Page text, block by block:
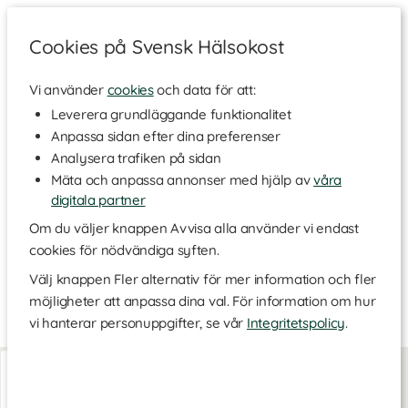
Cookies på Svensk Hälsokost
Vi använder cookiesoch data för att:
Leverera grundläggande funktionalitet
Anpassa sidan efter dina preferenser
Analysera trafiken på sidan
Mäta och anpassa annonser med hjälp avvåra
digitala partner
Om du väljer knappen Avvisa alla använder vi endast
cookies för nödvändiga syften.
Välj knappen Fler alternativ för mer information och fler
möjligheter att anpassa dina val. För information om hur
vi hanterar personuppgifter, se vår Integritetspolicy.
Varumärken
The Original Sauna Ice
Här hittar du vårt sortiment från svenska The Original Sauna Ice,
som erbjuder mentol för ett uppfriskande och avkopplande
bastubad. Mentolkristallerna är helt naturliga och förvandlar din
bastu till en oas för återhämtning och ny energi. Mentolen
öppnar luftvägarna, kyler huden och sprider en härlig doft i
bastun. Eftersom Sauna Ice är gjord av 100 % naturliga
ingredienser, är det skonsamt för både dig och miljön.